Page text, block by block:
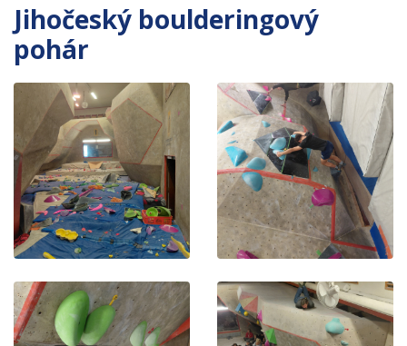
Jihočeský boulderingový
pohár